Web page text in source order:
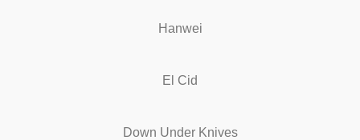
Hanwei
El Cid
Down Under Knives